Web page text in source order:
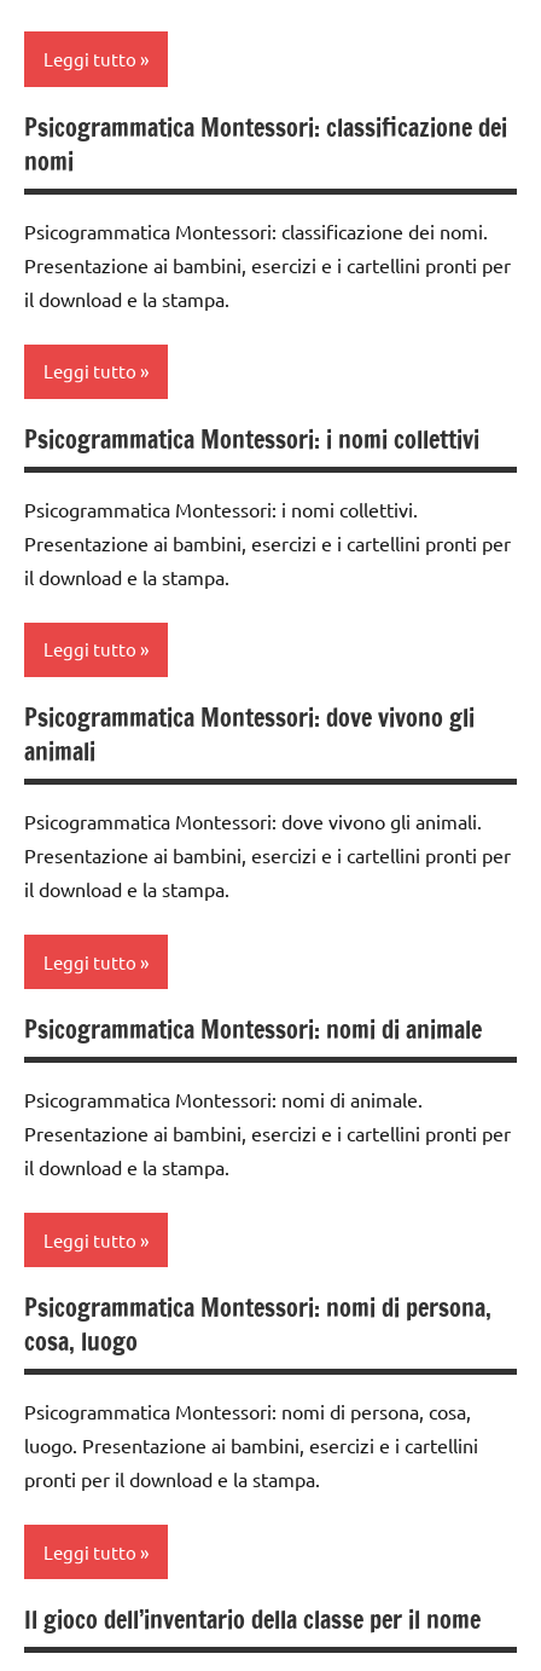
MONTESSORI
psicogrammatica
Montessori
TUTTI GLI
ARGOMENTI
TUTTI GLI
ARTICOLI
2a
classe
6
MONTESSORI
MONTESSORI
psicogrammatica
Montessori
TUTTI GLI
ARGOMENTI
ARTICOLI
Leggi tutto
analisi
grammaticale
Montessori
classe
1a
classe
2a
classe
anni
MONTESSORI
LINGUAGGIO
psicogrammatica
TUTTI GLI
ARGOMENTI
Psicogrammatica Montessori: classificazione dei
nomi
Psicogrammatica Montessori: classificazione dei nomi.
Presentazione ai bambini, esercizi e i cartellini pronti per
il download e la stampa.
Leggi tutto
analisi
grammaticale
Montessori
classe
1a
classe
2a
3a
anni
DIDATTICA
MONTESSORI
LINGUAGGIO
MONTESSORI
materiale
didattico
nomenclature
psicogrammatica
TUTTI GLI
ARGOMENTI
TUTTI GLI
ARTICOLI
Psicogrammatica Montessori: i nomi collettivi
Psicogrammatica Montessori: i nomi collettivi.
Presentazione ai bambini, esercizi e i cartellini pronti per
il download e la stampa.
Leggi tutto
analisi
grammaticale
Montessori
classe
1a
classe
2a
classe
anni
DIDATTICA
MONTESSORI
LINGUAGGIO
MONTESSORI
materiale
didattico
nomenclature
Montessori
psicogrammatica
Montessori
TUTTI GLI
ARGOMENTI
Psicogrammatica Montessori: dove vivono gli
animali
Psicogrammatica Montessori: dove vivono gli animali.
Presentazione ai bambini, esercizi e i cartellini pronti per
il download e la stampa.
Leggi tutto
analisi
grammaticale
Montessori
classe
1a
classe
2a
3a
dai
anni
DIDATTICA
MONTESSORI
LINGUAGGIO
MONTESSORI
Psicogrammatica Montessori: nomi di animale
Psicogrammatica Montessori: nomi di animale.
Presentazione ai bambini, esercizi e i cartellini pronti per
il download e la stampa.
Leggi tutto
analisi
grammaticale
Montessori
classe
1a
classe
2a
classe
dai
Psicogrammatica Montessori: nomi di persona,
cosa, luogo
Psicogrammatica Montessori: nomi di persona, cosa,
luogo. Presentazione ai bambini, esercizi e i cartellini
pronti per il download e la stampa.
Leggi tutto
analisi
grammaticale
Il gioco dell’inventario della classe per il nome